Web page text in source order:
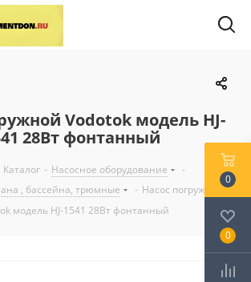
Vodotok модель HJ-
28Вт фонтанный
Каталог - Насосное оборудование
-
, бассейна, трюмные
- Насос погружной
модель HJ-1541 28Вт фонтанный
0
0